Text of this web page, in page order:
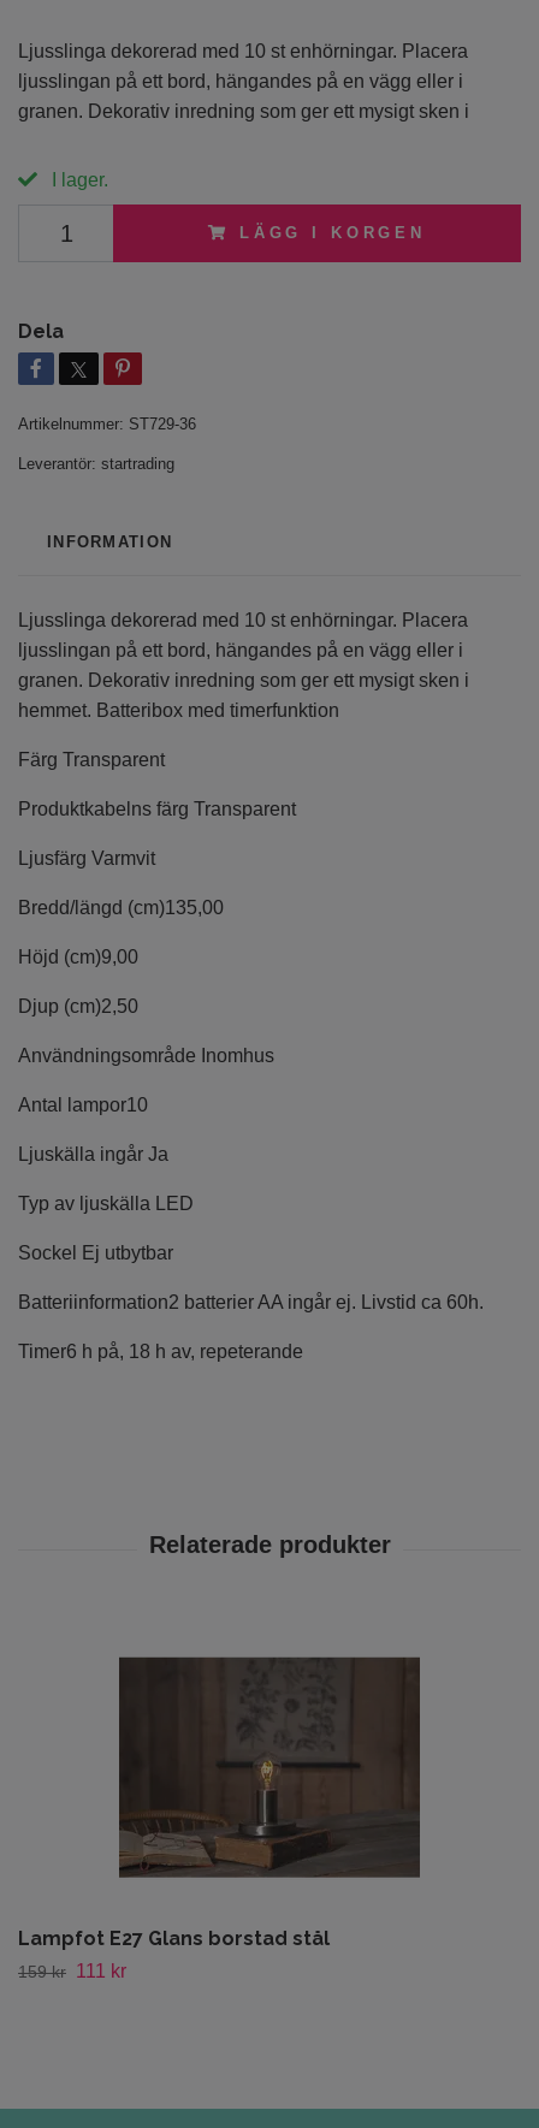
Ljusslinga dekorerad med 10 st enhörningar. Placera
ljusslingan på ett bord, hängandes på en vägg eller i
granen. Dekorativ inredning som ger ett mysigt sken i
I lager.
LÄGG I KORGEN
Dela
Artikelnummer: ST729-36
Leverantör: startrading
INFORMATION
Ljusslinga dekorerad med 10 st enhörningar. Placera
ljusslingan på ett bord, hängandes på en vägg eller i
granen. Dekorativ inredning som ger ett mysigt sken i
hemmet. Batteribox med timerfunktion
Färg Transparent
Produktkabelns färg Transparent
Ljusfärg Varmvit
Bredd/längd (cm)135,00
Höjd (cm)9,00
Djup (cm)2,50
Användningsområde Inomhus
Antal lampor10
Ljuskälla ingår Ja
Typ av ljuskälla LED
Sockel Ej utbytbar
Batteriinformation2 batterier AA ingår ej. Livstid ca 60h.
Timer6 h på, 18 h av, repeterande
Lampfot E27 Glans borstad stål
159 kr 111 kr